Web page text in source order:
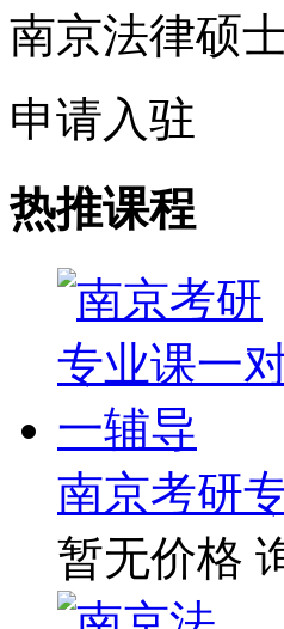
南京法律硕
申请入驻
热推课程
南京考研
暂无价格